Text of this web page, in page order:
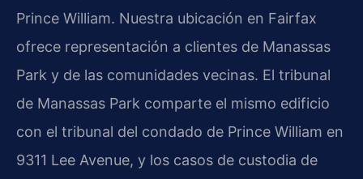
Prince William. Nuestra ubicación en Fairfax
ofrece representación a clientes de Manassas
Park y de las comunidades vecinas. El tribunal
de Manassas Park comparte el mismo edificio
con el tribunal del condado de Prince William en
9311 Lee Avenue, y los casos de custodia de